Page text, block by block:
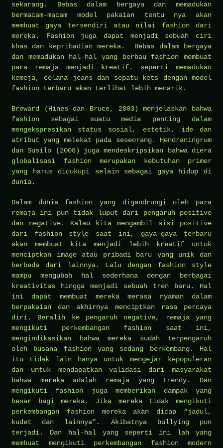
sekarang. Bebas dalam bergaya dan memadukan
bermacam-macam model pakaian tentu nya akan
membuat gaya tersendiri atau nilai fashion dari
mereka. Fashion juga dapat menjadi sebuah ciri
khas dan kepribadian mereka. Bebas dalam bergaya
dan memadukan hal-hal yang berbau fashion membuat
para remaja menjadi kreatif. seperti memadukan
kemeja, celana jeans dan sepatu kets dengan model
fashion terbaru akan terlihat lebih menarik.
Breward (Hines dan Bruce, 2003) menjelaskan bahwa
fashion sebagai suatu media penting dalam
mengekspresikan status sosial, estetik, ide dan
atribut yang melekat pada seseorang. Hendraningrum
dan Susilo (2008) juga mendeskripsikan bahwa diera
globalisasi fashion merupakan kebutuhan primer
yang harus dicukupi selain sebagai gaya hidup di
dunia.
Dalam dunia fashion yang digandrungi oleh para
remaja ini pun tidak luput dari pengaruh positive
dan negative. Kalau kita mengambil sisi positive
dari fashion style saat ini, gaya-gaya terbaru
akan membuat kita menjadi lebih kreatif untuk
menciptkan image atau pribadi baru yang unik dan
berbeda dari lainnya. Lalu dengan fashion style
mampu mengubah hal sederhana dengan berbagai
kreativitas hingga menjadi sebuah tren baru. Hal
ini dapat membuat mereka merasa nyaman dalam
berpakaian dan akhirnya menciptkan rasa percaya
diri. Beralih ke pengaruh negative, remaja yang
mengikuti perkembangan fashion saat ini,
mengindikasikan bahwa mereka sudah terpengaruh
oleh busana fashion yang sedang berkembang. Hal
itu tidak lain hanya untuk mengejar kepopuleran
dan untuk mendapatkan validasi dari masyarakat
bahwa mereka adalah remaja yang trendy. Dan
mengikuti fashion juga memberikan dampak yang
besar bagi mereka. Jika mereka tidak mengikuti
perkembangan fashion mereka akan dicap “jadul,
kudet dan lainnya”. Akibatnya bullying pun
terjadi. Dan hal-hal yang seperti ini lah yang
membuat mengikuti perkembangan fashion modern